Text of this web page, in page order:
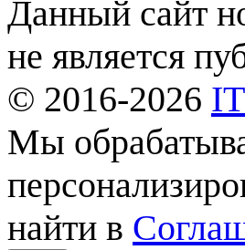
Данный сайт
не является
© 2016-2026
Мы
найти в